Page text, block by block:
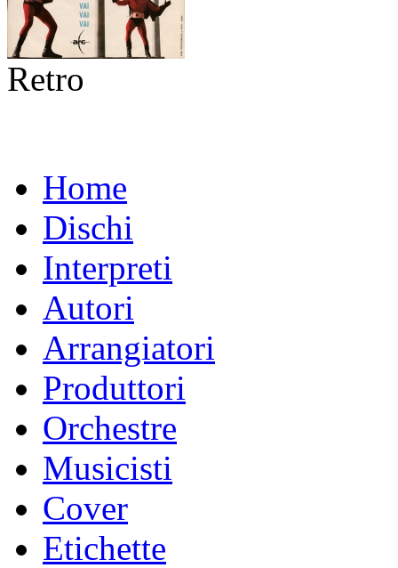
Retro
Home
Dischi
Interpreti
Autori
Arrangiatori
Produttori
Orchestre
Musicisti
Cover
Etichette